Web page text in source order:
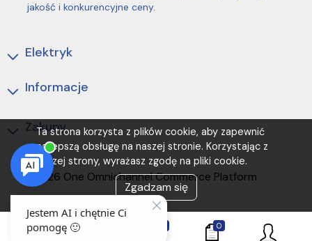
Ta strona korzysta z plików cookie, aby zapewnić
najlepszą obsługę na naszej stronie. Korzystając z
naszej strony, wyrażasz zgodę na pliki cookie.
Zgadzam się
jakość i konkurencyjne ceny.
Elektryk
Informacje
Zakupy
(C) 2026 One Omnichannel Commerce Platform
0